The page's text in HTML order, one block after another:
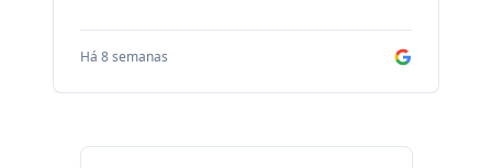
Há 8 semanas